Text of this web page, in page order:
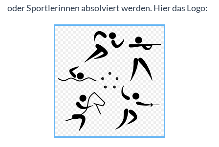
oder Sportlerinnen absolviert werden. Hier das Logo: